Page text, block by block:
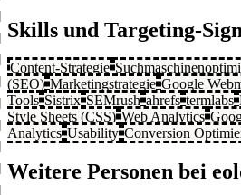
Skills und Targeting-
Content-Strategie
(SEO) Marketingstrategie Google
Tools Sistrix SEMrush ahrefs termlabs
Style Sheets (CSS) Web Analytics
Analytics Usability Conversion
Weitere Personen bei